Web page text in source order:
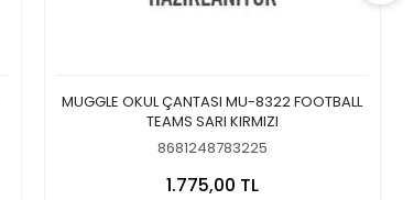
MUGGLE OKUL ÇANTASI MU-8322 FOOTBALL
TEAMS SARI KIRMIZI
8681248783225
1.775,00 TL